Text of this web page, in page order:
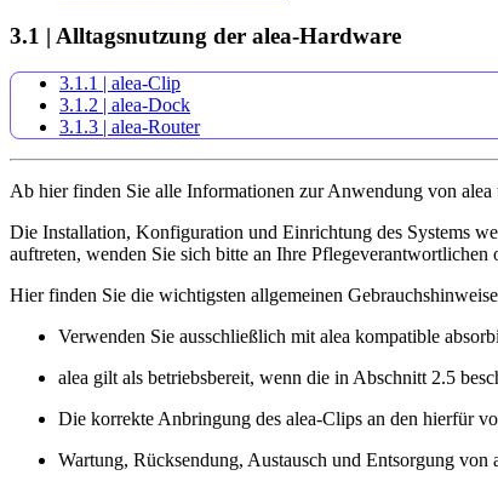
3.1 | Alltagsnutzung der alea-Hardware
3.1.1 | alea-Clip
3.1.2 | alea-Dock
3.1.3 | alea-Router
Ab hier finden Sie alle Informationen zur Anwendung von
Die Installation, Konfiguration und Einrichtung des Systems
auftreten, wenden Sie sich bitte an Ihre
Hier finden Sie die wichtigsten allgemeinen
Verwenden Sie ausschließlich mit alea kompatible
alea gilt als betriebsbereit, wenn die in Abschnitt 2.5
Die korrekte Anbringung des alea-Clips an den hierfür
Wartung, Rücksendung, Austausch und Entsorgung